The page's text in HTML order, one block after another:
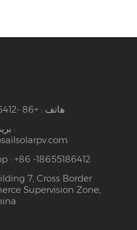
هاتف : +86 -18655186412
بريد إلكتروني :
: +86 -18655186412
7, Cross Border
Supervision Zone,